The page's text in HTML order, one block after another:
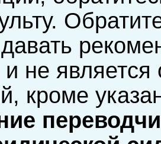
не
кроме